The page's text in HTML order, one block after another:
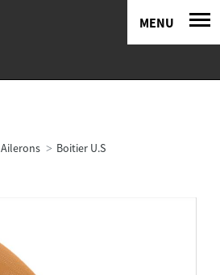
MENU
Ailerons
Boitier U.S